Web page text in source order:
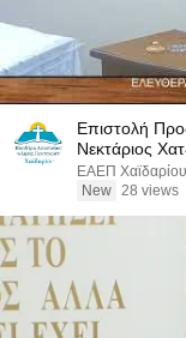
Επιστολή
Νεκτάριος
ΕΑΕΠ Χαϊδαρίου
New 28 views